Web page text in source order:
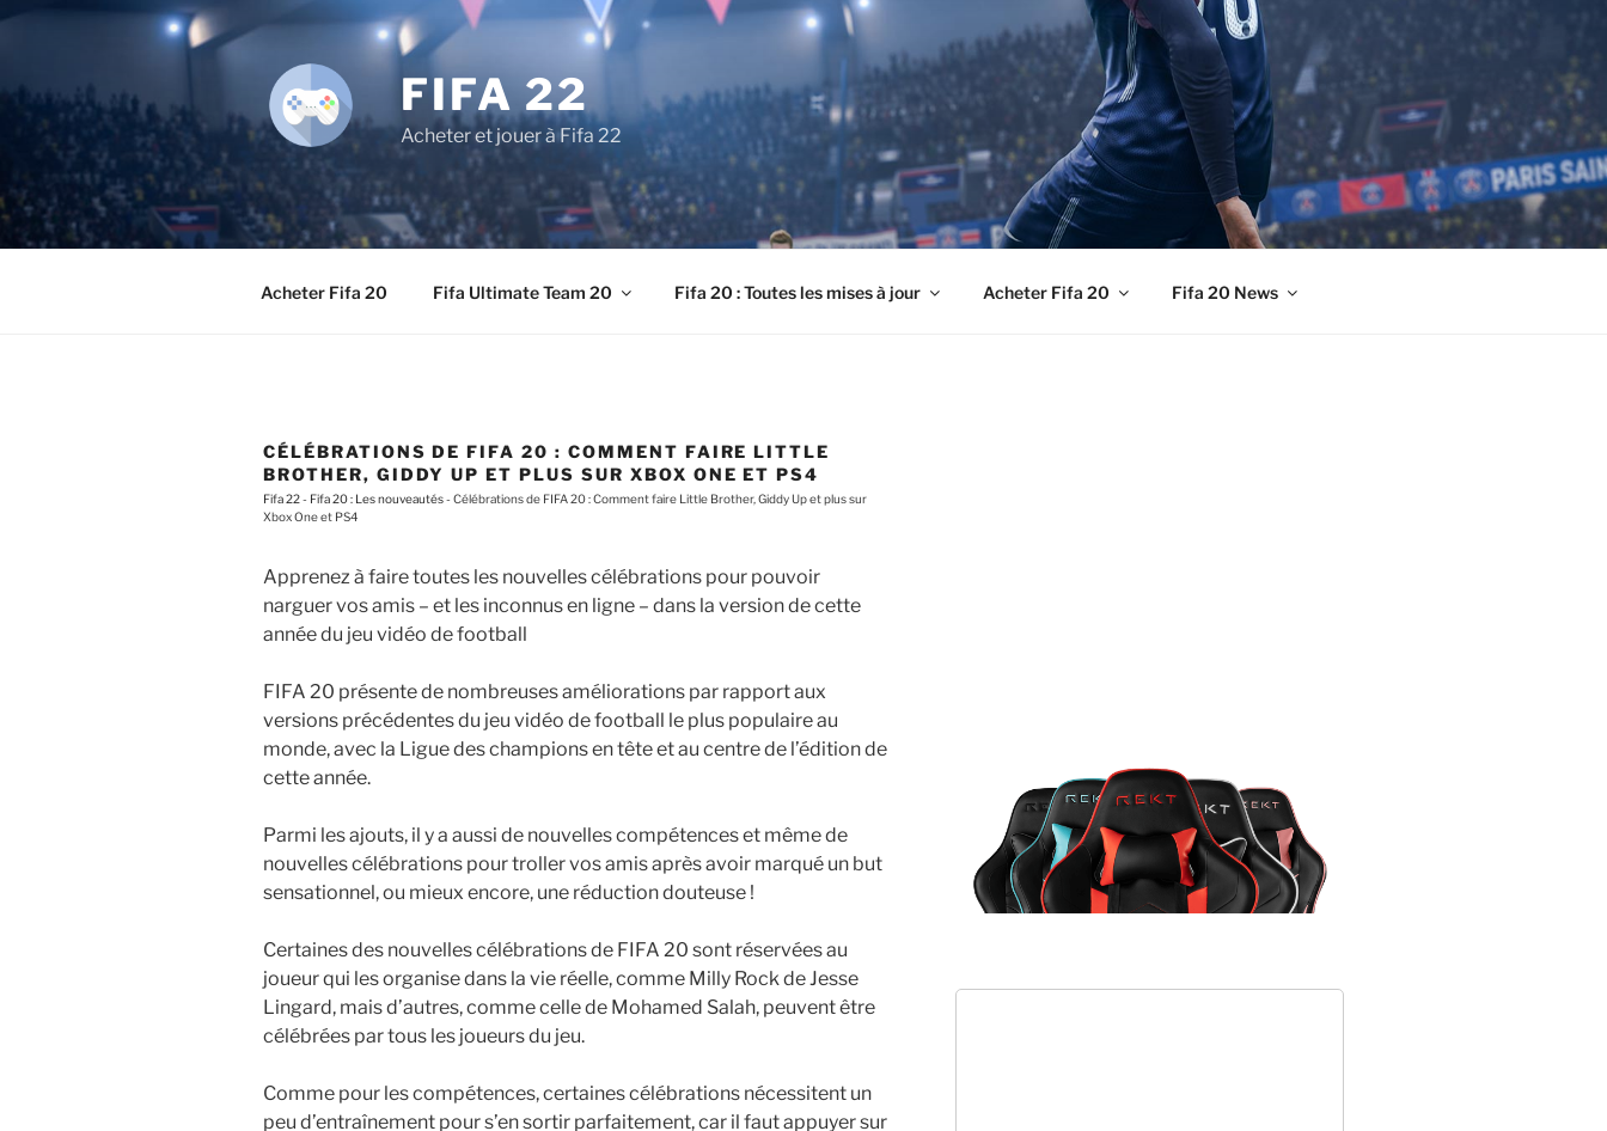
principal
FIFA 22
Acheter et jouer à Fifa 22
Acheter Fifa 20 Fifa Ultimate Team 20 Fifa 20 : Toutes les mises à jour Acheter Fifa 20 Fifa 20 News
CÉLÉBRATIONS DE FIFA 20 : COMMENT FAIRE LITTLE
BROTHER, GIDDY UP ET PLUS SUR XBOX ONE ET PS4
Fifa 22- Fifa 20 : Les nouveautés- Célébrations de FIFA 20 : Comment faire Little Brother, Giddy Up et plus sur
Xbox One et PS4
Apprenez à faire toutes les nouvelles célébrations pour pouvoir
narguer vos amis – et les inconnus en ligne – dans la version de cette
année du jeu vidéo de football
FIFA 20 présente de nombreuses améliorations par rapport aux
versions précédentes du jeu vidéo de football le plus populaire au
monde, avec la Ligue des champions en tête et au centre de l’édition de
cette année.
Parmi les ajouts, il y a aussi de nouvelles compétences et même de
nouvelles célébrations pour troller vos amis après avoir marqué un but
sensationnel, ou mieux encore, une réduction douteuse !
Certaines des nouvelles célébrations de FIFA 20 sont réservées au
joueur qui les organise dans la vie réelle, comme Milly Rock de Jesse
Lingard, mais d’autres, comme celle de Mohamed Salah, peuvent être
célébrées par tous les joueurs du jeu.
Comme pour les compétences, certaines célébrations nécessitent un
peu d’entraînement pour s’en sortir parfaitement, car il faut appuyer sur